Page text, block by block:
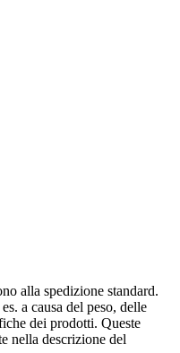
alla spedizione standard.
a causa del peso, delle
dei prodotti. Queste
nella descrizione del